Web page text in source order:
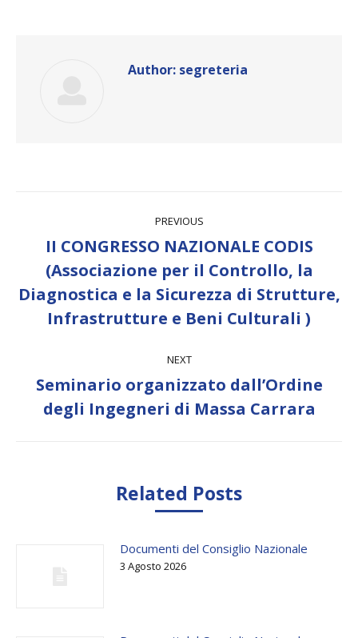
Author: segreteria
PREVIOUS
Previous
post:
II CONGRESSO NAZIONALE CODIS
(Associazione per il Controllo, la
Diagnostica e la Sicurezza di Strutture,
Infrastrutture e Beni Culturali )
NEXT
Next
post:
Seminario organizzato dall’Ordine
degli Ingegneri di Massa Carrara
Related Posts
Documenti del Consiglio Nazionale
3 Agosto 2026